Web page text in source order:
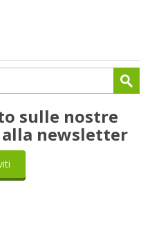
sulle nostre
newsletter